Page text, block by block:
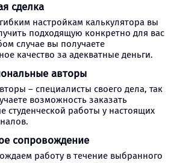
сделка
настройкам калькулятора вы
подходящую конкретно для вас
случае вы получаете
качество за адекватные деньги.
авторы
– специалисты своего дела, так
возможность заказать
студенческой работы у настоящих
сопровождение
работу в течение выбранного